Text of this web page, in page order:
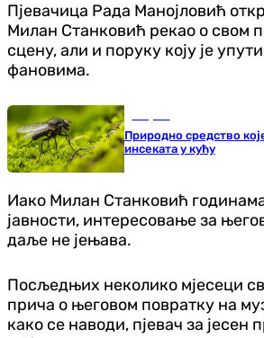
Пјевачица Рада Манојловић
Милан Станковић рекао о свом
сцену, али и поруку коју је
фановима.
Природно средство
инсеката у кућу
Иако Милан Станковић
јавности, интересовање за
даље не јењава.
Посљедњих неколико мјесеци
прича о његовом повратку на
како се наводи, пјевач за јесен